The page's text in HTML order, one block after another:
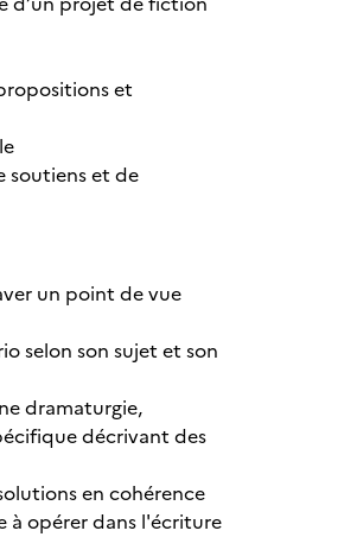
et
soutiens et de
un point de vue
selon son sujet et son
dramaturgie,
décrivant des
en cohérence
à opérer dans l'écriture